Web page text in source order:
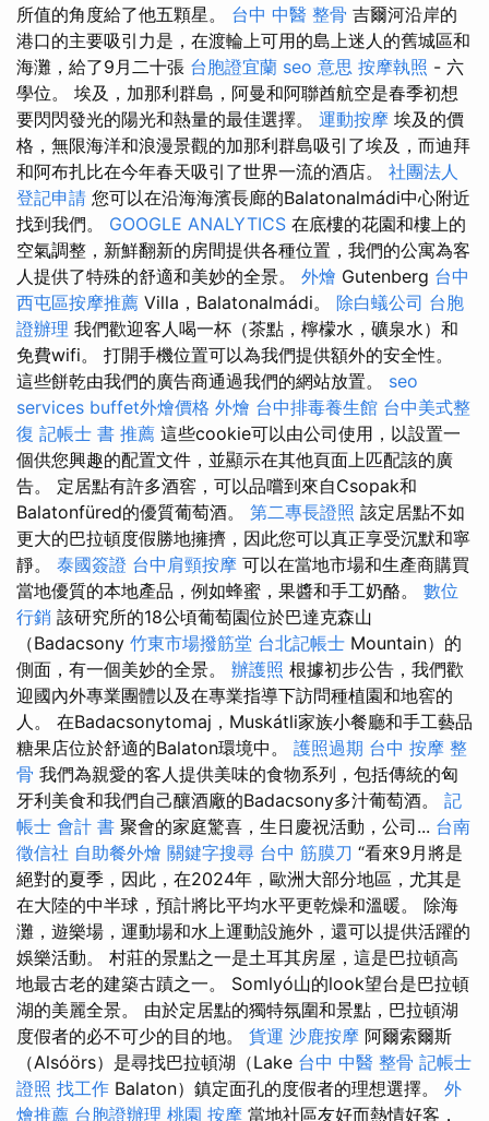
所值的角度給了他五顆星。 台中 中醫 整骨 吉爾河沿岸的
港口的主要吸引力是，在渡輪上可用的島上迷人的舊城區和
海灘，給了9月二十張 台胞證宜蘭 seo 意思 按摩執照 - 六
學位。 埃及，加那利群島，阿曼和阿聯酋航空是春季初想
要閃閃發光的陽光和熱量的最佳選擇。 運動按摩 埃及的價
格，無限海洋和浪漫景觀的加那利群島吸引了埃及，而迪拜
和阿布扎比在今年春天吸引了世界一流的酒店。 社團法人
登記申請 您可以在沿海海濱長廊的Balatonalmádi中心附近
找到我們。 GOOGLE ANALYTICS 在底樓的花園和樓上的
空氣調整，新鮮翻新的房間提供各種位置，我們的公寓為客
人提供了特殊的舒適和美妙的全景。 外燴 Gutenberg 台中
西屯區按摩推薦 Villa，Balatonalmádi。 除白蟻公司 台胞
證辦理 我們歡迎客人喝一杯（茶點，檸檬水，礦泉水）和
免費wifi。 打開手機位置可以為我們提供額外的安全性。
這些餅乾由我們的廣告商通過我們的網站放置。 seo
services buffet外燴價格 外燴 台中排毒養生館 台中美式整
復 記帳士 書 推薦 這些cookie可以由公司使用，以設置一
個供您興趣的配置文件，並顯示在其他頁面上匹配該的廣
告。 定居點有許多酒窖，可以品嚐到來自Csopak和
Balatonfüred的優質葡萄酒。 第二專長證照 該定居點不如
更大的巴拉頓度假勝地擁擠，因​​此您可以真正享受沉默和寧
靜。 泰國簽證 台中肩頸按摩 可以在當地市場和生產商購買
當地優質的本地產品，例如蜂蜜，果醬和手工奶酪。 數位
行銷 該研究所的18公頃葡萄園位於巴達克森山
（Badacsony 竹東市場撥筋堂 台北記帳士 Mountain）的
側面，有一個美妙的全景。 辦護照 根據初步公告，我們歡
迎國內外專業團體以及在專業指導下訪問種植園和地窖的
人。 在Badacsonytomaj，Muskátli家族小餐廳和手工藝品
糖果店位於舒適的Balaton環境中。 護照過期 台中 按摩 整
骨 我們為親愛的客人提供美味的食物系列，包括傳統的匈
牙利美食和我們自己釀酒廠的Badacsony多汁葡萄酒。 記
帳士 會計 書 聚會的家庭驚喜，生日慶祝活動，公司... 台南
徵信社 自助餐外燴 關鍵字搜尋 台中 筋膜刀 “看來9月將是
絕對的夏季，因此，在2024年，歐洲大部分地區，尤其是
在大陸的中半球，預計將比平均水平更乾燥和溫暖。 除海
灘，遊樂場，運動場和水上運動設施外，還可以提供活躍的
娛樂活動。 村莊的景點之一是土耳其房屋，這是巴拉頓高
地最古老的建築古蹟之一。 Somlyó山的look望台是巴拉頓
湖的美麗全景。 由於定居點的獨特氛圍和景點，巴拉頓湖
度假者的必不可少的目的地。 貨運 沙鹿按摩 阿爾索爾斯
（Alsóörs）是尋找巴拉頓湖（Lake 台中 中醫 整骨 記帳士
證照 找工作 Balaton）鎮定面孔的度假者的理想選擇。 外
燴推薦 台胞證辦理 桃園 按摩 當地社區友好而熱情好客，